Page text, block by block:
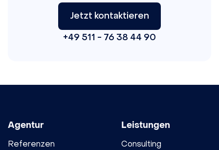
Jetzt kontaktieren
+49 511 - 76 38 44 90
Agentur
Referenzen
Leistungen
Consulting